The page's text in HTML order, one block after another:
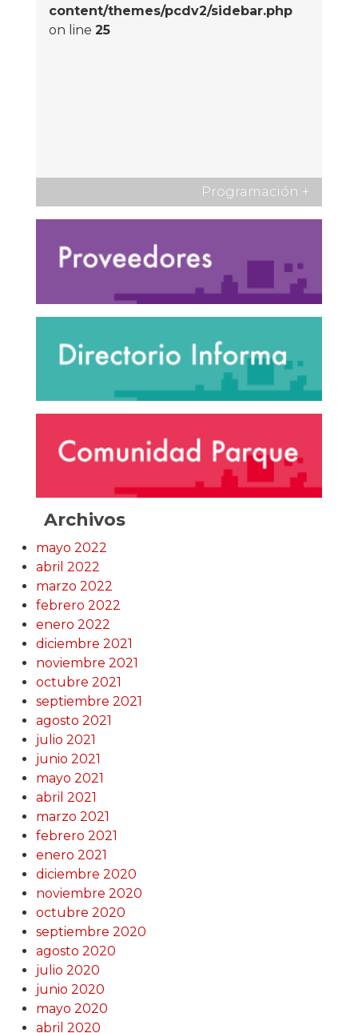
content/themes/pcdv2/sidebar.php
on line 25
Programación +
Archivos
mayo 2022
abril 2022
marzo 2022
febrero 2022
enero 2022
diciembre 2021
noviembre 2021
octubre 2021
septiembre 2021
agosto 2021
julio 2021
junio 2021
mayo 2021
abril 2021
marzo 2021
febrero 2021
enero 2021
diciembre 2020
noviembre 2020
octubre 2020
septiembre 2020
agosto 2020
julio 2020
junio 2020
mayo 2020
abril 2020